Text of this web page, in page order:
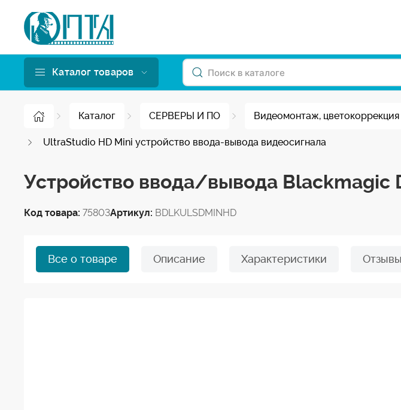
Каталог товаров
Каталог СЕРВЕРЫ И ПО Видеомонтаж, цветокоррекция
UltraStudio HD Mini устройство ввода-вывода видеосигнала
Устройство ввода/вывода Blackmagic
Код товара: 75803Артикул: BDLKULSDMINHD
Все о товаре Описание Характеристики Отзывы